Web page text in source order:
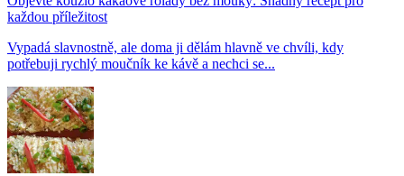
každou příležitost
Vypadá slavnostně, ale doma ji dělám hlavně ve chvíli, kdy
potřebuji rychlý moučník ke kávě a nechci se...